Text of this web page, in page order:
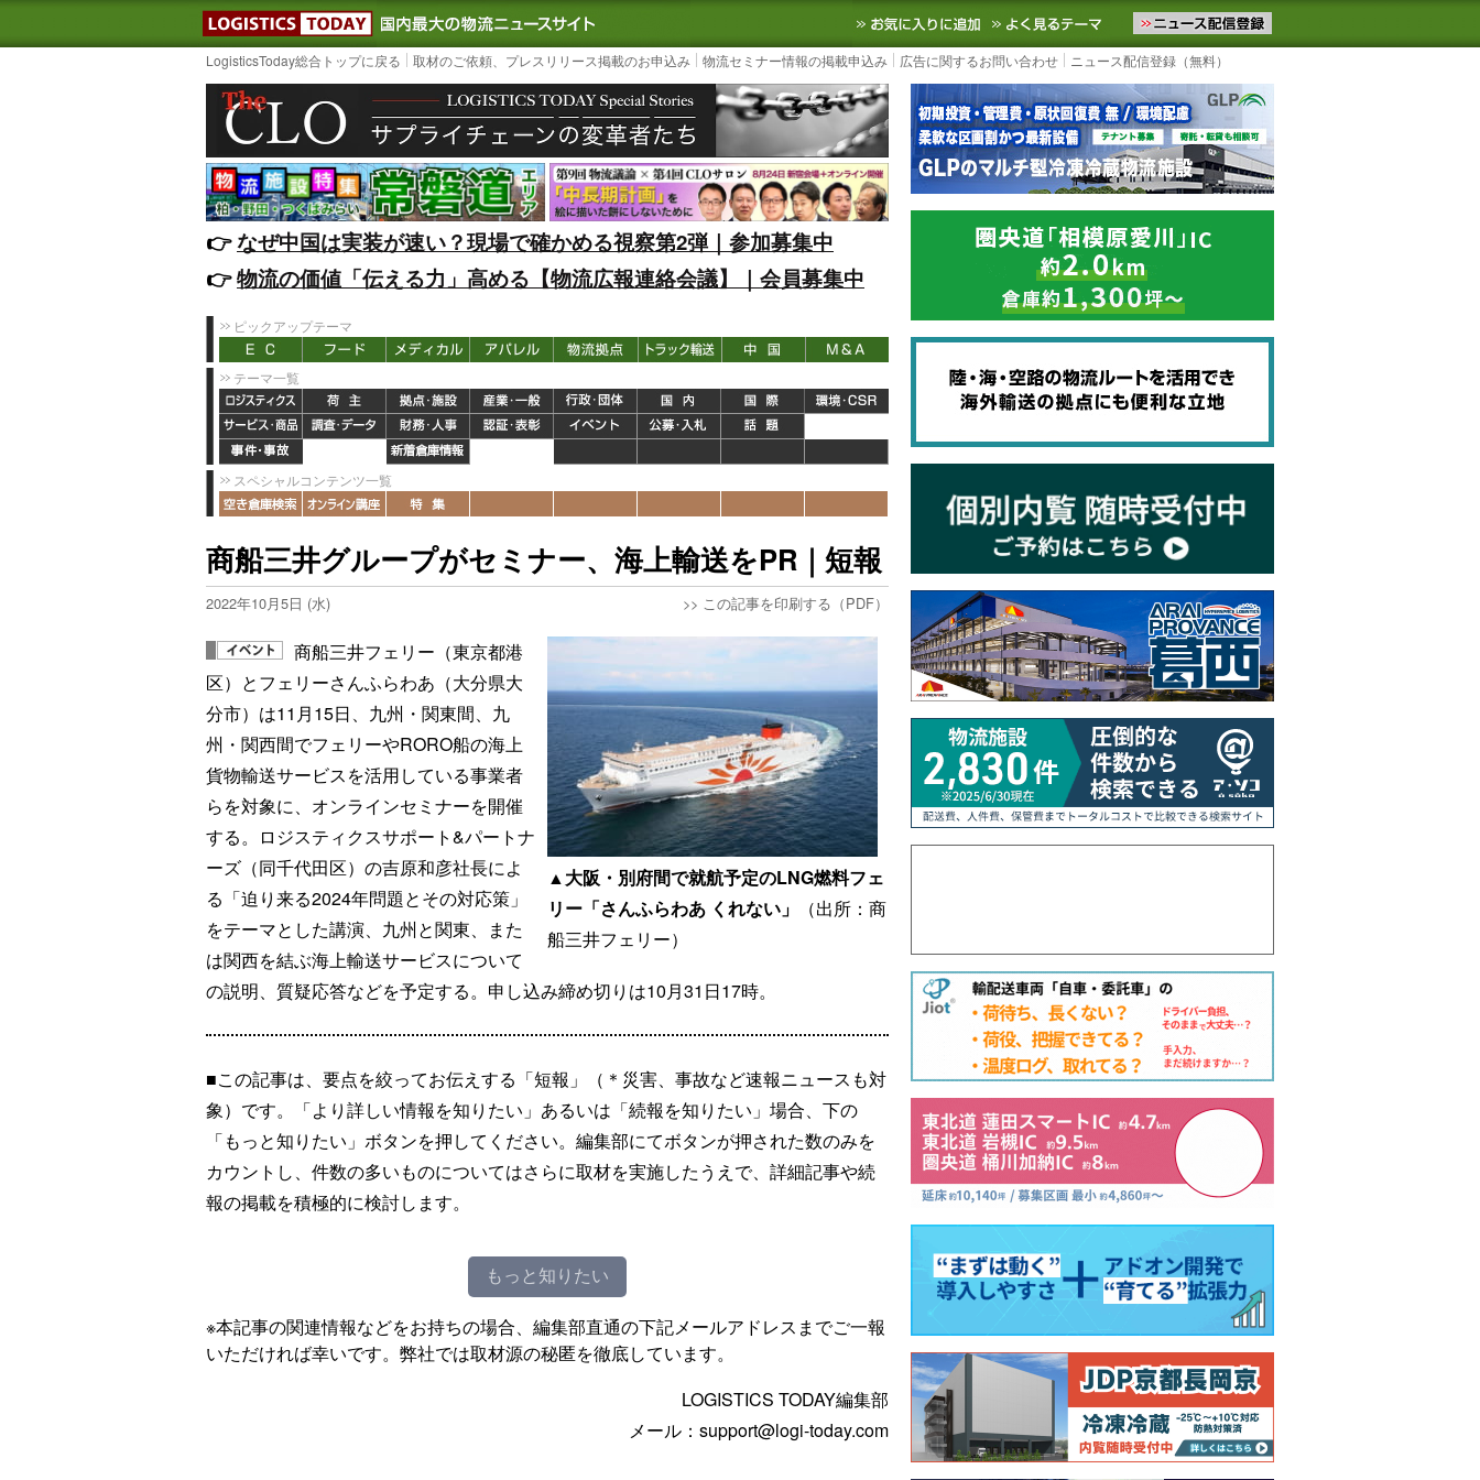
LOGISTICS TODAY｜国内最大の物流ニュースサイト3PL, SCMなど国内外の最新の物流ニュースをお届けします。物流ニュースメール配信を登録す
お気に入りに追加 よく見るテーマ
LogisticsToday総合トップに戻る 取材のご依頼、プレスリリース掲載のお申込み 物流セミナー情報の掲載申込み 広告に関するお問い合わせ ニュース配信登録（無料）
👉️なぜ中国は実装が速い？現場で確かめる視察第2弾｜参加募集中
👉️物流の価値「伝える力」高める【物流広報連絡会議】｜会員募集中
ピックアップテーマ
テーマ一覧
スペシャルコンテンツ一覧
商船三井グループがセミナー、海上輸送をPR｜短報
2022年10月5日 (水) >> この記事を印刷する（PDF）
▲大阪・別府間で就航予定のLNG燃料フェ
リー「さんふらわあ くれない」
（出所：商
船三井フェリー）
商船三井フェリー（東京都港
区）とフェリーさんふらわあ（大分県大
分市）は11月15日、九州・関東間、九
州・関西間でフェリーやRORO船の海上
貨物輸送サービスを活用している事業者
らを対象に、オンラインセミナーを開催
する。ロジスティクスサポート&パートナ
ーズ（同千代田区）の吉原和彦社長によ
る「迫り来る2024年問題とその対応策」
をテーマとした講演、九州と関東、また
は関西を結ぶ海上輸送サービスについて
の説明、質疑応答などを予定する。申し込み締め切りは10月31日17時。
■この記事は、要点を絞ってお伝えする「短報」（＊災害、事故など速報ニュースも対
象）です。「より詳しい情報を知りたい」あるいは「続報を知りたい」場合、下の
「もっと知りたい」ボタンを押してください。編集部にてボタンが押された数のみを
カウントし、件数の多いものについてはさらに取材を実施したうえで、詳細記事や続
報の掲載を積極的に検討します。
もっと知りたい
※本記事の関連情報などをお持ちの場合、編集部直通の下記メールアドレスまでご一報
いただければ幸いです。弊社では取材源の秘匿を徹底しています。
LOGISTICS TODAY編集部
メール：support@logi-today.com